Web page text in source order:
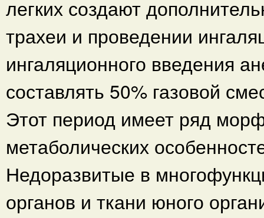
легких создают
трахеи и проведении
ингаляционного введения
составлять 50% газовой
Этот период имеет ряд
метаболических
Недоразвитые в
органов и ткани юного